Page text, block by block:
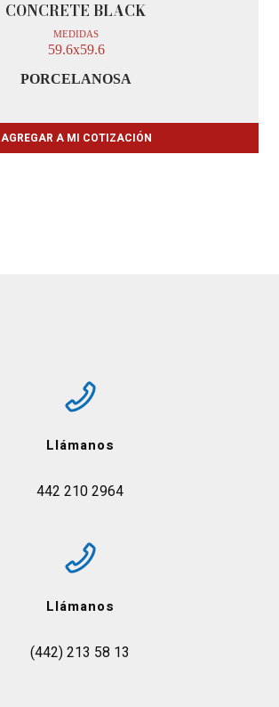
CONCRETE BLACK
MEDIDAS
59.6x59.6
PORCELANOSA
AGREGAR A MI COTIZACIÓN
Llámanos
442 210 2964
Llámanos
(442) 213 58 13